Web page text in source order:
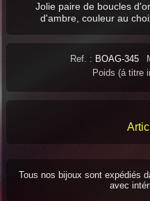
Jolie paire de boucles
d'ambre, couleur au
Ref. : BOAG-345
Poids (á titre
Tous nos bijoux sont expédiés
avec